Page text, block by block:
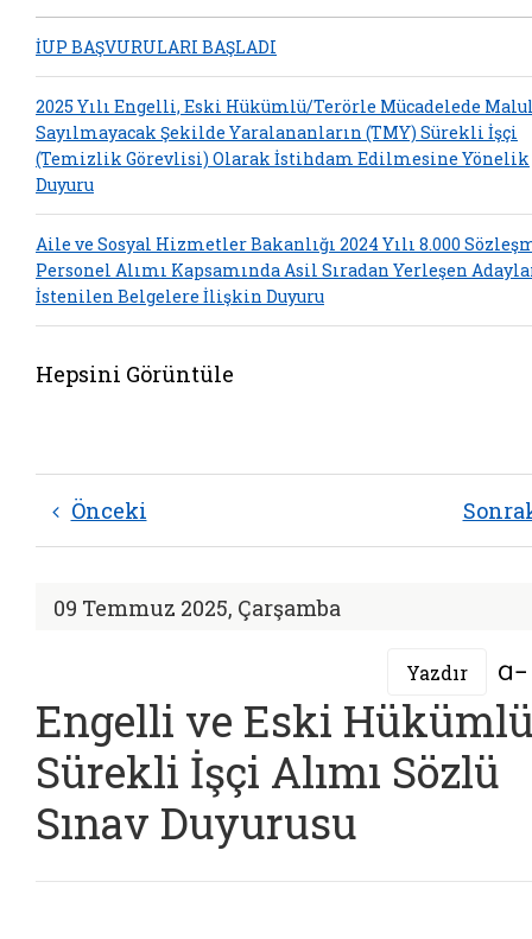
İUP BAŞVURULARI BAŞLADI
2025 Yılı Engelli, Eski Hükümlü/Terörle Mücadelede
Sayılmayacak Şekilde Yaralananların (TMY) Sürekli İşçi
(Temizlik Görevlisi) Olarak İstihdam Edilmesine Yönelik
Duyuru
Aile ve Sosyal Hizmetler Bakanlığı 2024 Yılı 8.000
Personel Alımı Kapsamında Asil Sıradan Yerleşen
İstenilen Belgelere İlişkin Duyuru
Hepsini Görüntüle
Önceki
09 Temmuz 2025, Çarşamba
Yazdır
Engelli ve Eski
Sürekli İşçi Alımı Sözlü
Sınav Duyurusu